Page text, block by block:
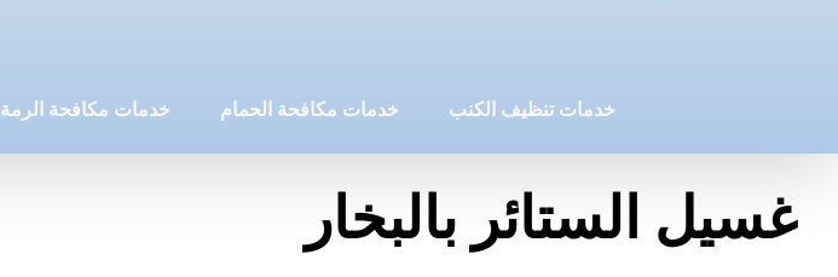
خدمات تنظيف الكنب خدمات مكافحة الحمام خدمات مكافحة الرمة
غسيل الستائر بالبخار